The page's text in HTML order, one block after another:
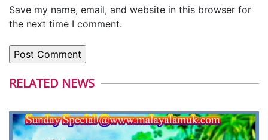
Save my name, email, and website in this browser for
the next time I comment.
RELATED NEWS